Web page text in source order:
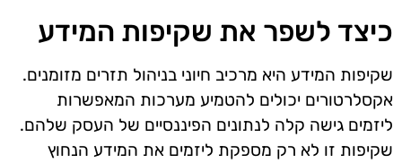
כיצד לשפר את שקיפות המידע
שקיפות המידע היא מרכיב חיוני בניהול תזרים מזומנים.
אקסלרטורים יכולים להטמיע מערכות המאפשרות
ליזמים גישה קלה לנתונים הפיננסיים של העסק שלהם.
שקיפות זו לא רק מספקת ליזמים את המידע הנחוץ